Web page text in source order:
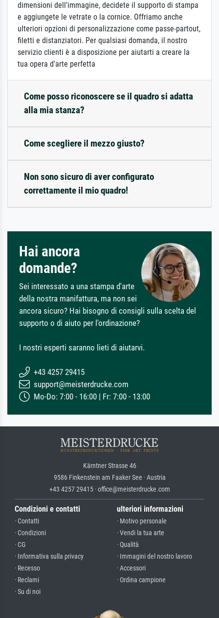
dimensioni dell'immagine, decidete il supporto di stampa
e aggiungete le vetrate o la cornice. Offriamo anche
ulteriori opzioni di personalizzazione come passe-partout,
filetti e distanziatori. Per qualsiasi domanda, il nostro
servizio clienti è a disposizione per aiutarti a creare la
tua opera d'arte perfetta
Come posso riconoscere se il quadro si adatta
alla mia stanza?
Come scegliere il mezzo giusto?
Non sono sicuro di aver configurato
correttamente il mio quadro!
Hai ancora
domande?
Sei interessato a una stampa d'arte
della nostra manifattura, ma non sei
ancora sicuro? Hai bisogno di consigli sulla scelta del
supporto o di aiuto per l'ordinazione?
I nostri esperti saranno lieti di aiutarvi.
+43 4257 29415
support@meisterdrucke.com
Mo-Do: 7:00 - 16:00 | Fr: 7:00 - 13:00
Kärntner Strasse 46
9586 Finkenstein am Faaker See · Austria
+43 4257 29415 · office@meisterdrucke.com
Condizioni e contatti
· Contatti
· Condizioni
· CG
· Informativa sulla privacy
· Recesso
· Reclami
· Su di noi
ulteriori informazioni
· Motivo personale
· Vendi la tua arte
· Qualità
· Immagini del nostro lavoro
· Accessori
· Ordina campione